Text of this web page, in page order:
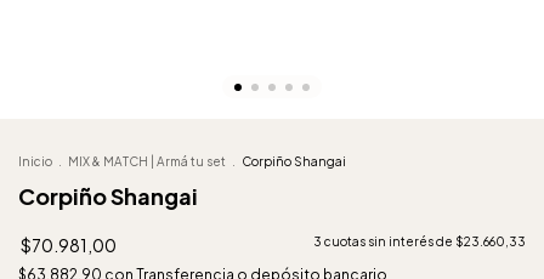
Inicio MIX & MATCH | Armá tu set Corpiño Shangai
Corpiño Shangai
$70.981,00 3 cuotas sin interés de $23.660,33
$63.882,90 con Transferencia o depósito bancario